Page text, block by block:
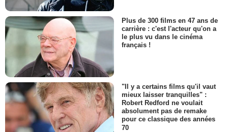
Plus de 300 films en 47 ans de
carrière : c'est l'acteur qu'on a
le plus vu dans le cinéma
français !
"Il y a certains films qu'il vaut
mieux laisser tranquilles" :
Robert Redford ne voulait
absolument pas de remake
pour ce classique des années
70